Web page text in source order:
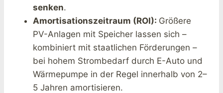
senken.
Amortisationszeitraum (ROI): Größere
PV-Anlagen mit Speicher lassen sich –
kombiniert mit staatlichen Förderungen –
bei hohem Strombedarf durch E-Auto und
Wärmepumpe in der Regel innerhalb von 2–
5 Jahren amortisieren.